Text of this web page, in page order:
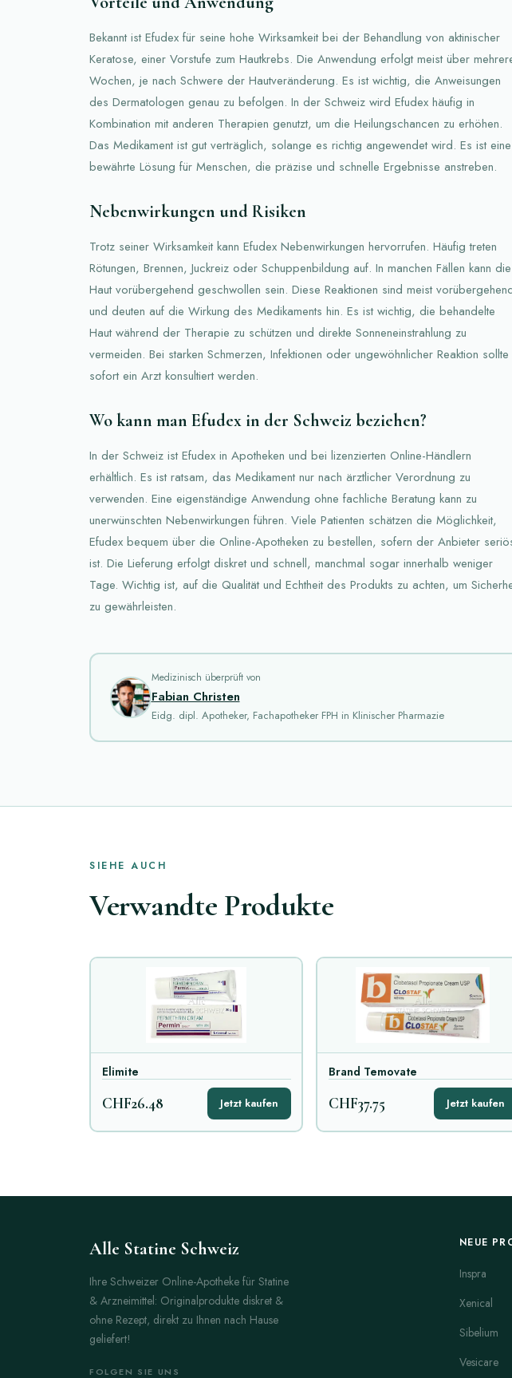
Bekannt ist Efudex für seine hohe Wirksamkeit bei der Behandlung von aktinischer
Keratose, einer Vorstufe zum Hautkrebs. Die Anwendung erfolgt meist über
Wochen, je nach Schwere der Hautveränderung. Es ist wichtig, die Anweisungen
des Dermatologen genau zu befolgen. In der Schweiz wird Efudex häufig in
Kombination mit anderen Therapien genutzt, um die Heilungschancen zu erhöhen.
Das Medikament ist gut verträglich, solange es richtig angewendet wird. Es ist eine
bewährte Lösung für Menschen, die präzise und schnelle Ergebnisse anstreben.
Nebenwirkungen und Risiken
Trotz seiner Wirksamkeit kann Efudex Nebenwirkungen hervorrufen. Häufig treten
Rötungen, Brennen, Juckreiz oder Schuppenbildung auf. In manchen Fällen kann die
Haut vorübergehend geschwollen sein. Diese Reaktionen sind meist
und deuten auf die Wirkung des Medikaments hin. Es ist wichtig, die behandelte
Haut während der Therapie zu schützen und direkte Sonneneinstrahlung zu
vermeiden. Bei starken Schmerzen, Infektionen oder ungewöhnlicher Reaktion sollte
sofort ein Arzt konsultiert werden.
Wo kann man Efudex in der Schweiz beziehen?
In der Schweiz ist Efudex in Apotheken und bei lizenzierten Online-Händlern
erhältlich. Es ist ratsam, das Medikament nur nach ärztlicher Verordnung zu
verwenden. Eine eigenständige Anwendung ohne fachliche Beratung kann zu
unerwünschten Nebenwirkungen führen. Viele Patienten schätzen die Möglichkeit,
Efudex bequem über die Online-Apotheken zu bestellen, sofern der Anbieter
ist. Die Lieferung erfolgt diskret und schnell, manchmal sogar innerhalb weniger
Tage. Wichtig ist, auf die Qualität und Echtheit des Produkts zu achten, um
zu gewährleisten.
Medizinisch überprüft von
Fabian Christen
Eidg. dipl. Apotheker, Fachapotheker FPH in Klinischer Pharmazie
SIEHE AUCH
Verwandte Produkte
Elimite
CHF26.48 Jetzt kaufen
Brand Temovate
CHF37.75 Jetzt kaufen
Alle Statine Schweiz
Ihre Schweizer Online-Apotheke für Statine
& Arzneimittel: Originalprodukte diskret &
ohne Rezept, direkt zu Ihnen nach Hause
geliefert!
FOLGEN SIE UNS
NEUE
Inspra
Xenical
Sibelium
Vesicare